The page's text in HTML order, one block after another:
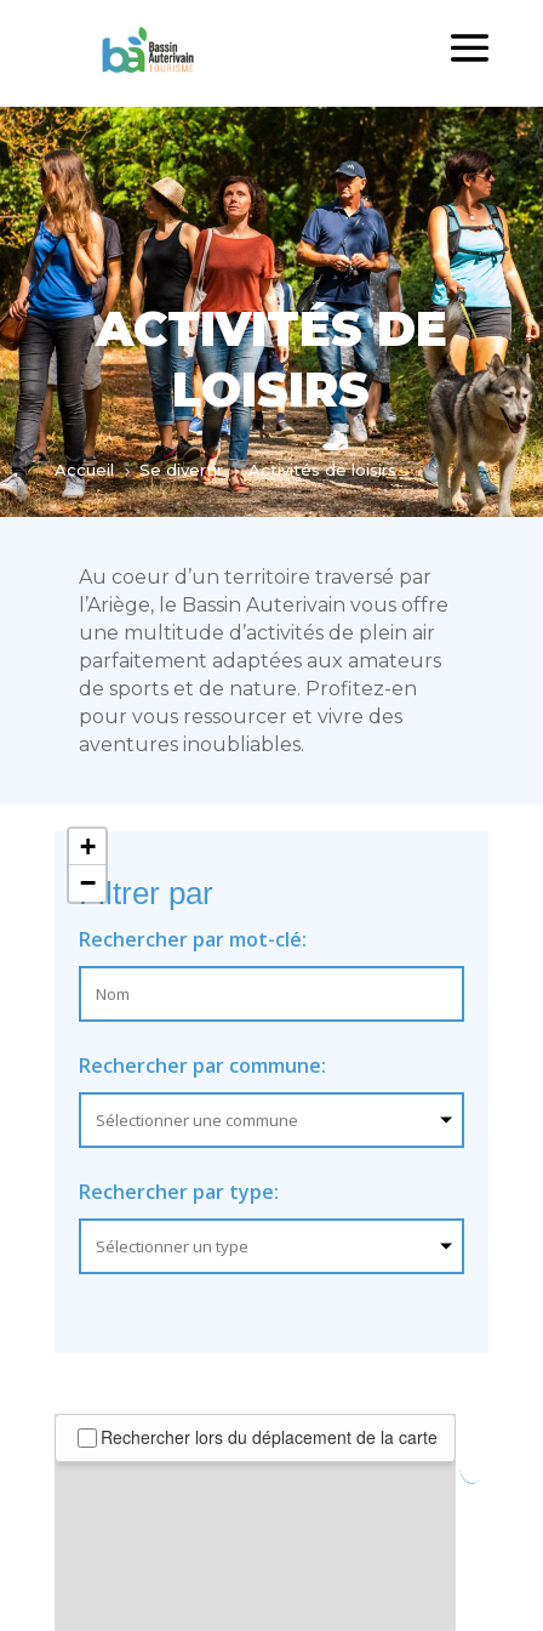
ACTIVITÉS DE
LOISIRS
Accueil 5 Se divertir 5 Activités de loisirs
Au coeur d’un territoire traversé par
l’Ariège, le Bassin Auterivain vous offre
une multitude d’activités de plein air
parfaitement adaptées aux amateurs
de sports et de nature. Profitez-en
pour vous ressourcer et vivre des
aventures inoubliables.
Filtrer par
Rechercher par mot-clé:
Rechercher par commune:
Rechercher par type:
Rechercher lors du déplacement de la carte
+
−